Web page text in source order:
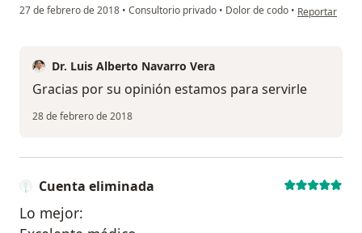
27 de febrero de 2018 • Consultorio privado • Dolor de codo • en opinión
Reportar
Dr. Luis Alberto Navarro Vera
Gracias por su opinión estamos para servirle
28 de febrero de 2018
Cuenta eliminada
Lo mejor: